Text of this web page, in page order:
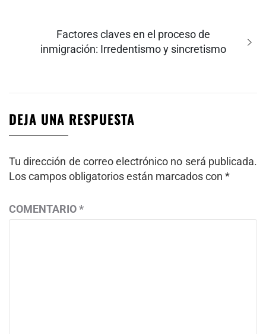
Entrada
siguiente:
Factores claves en el proceso de
inmigración: Irredentismo y sincretismo
DEJA UNA RESPUESTA
Tu dirección de correo electrónico no será publicada.
Los campos obligatorios están marcados con *
COMENTARIO*